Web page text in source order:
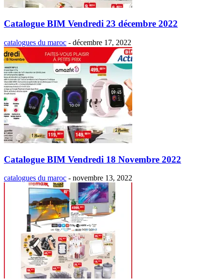
Catalogue BIM Vendredi 23 décembre 2022
catalogues du maroc - décembre 17, 2022
Catalogue BIM Vendredi 18 Novembre 2022
catalogues du maroc - novembre 13, 2022